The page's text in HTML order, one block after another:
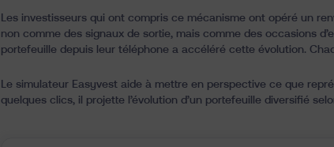
Les investisseurs qui ont compris ce mécanisme ont opéré un
non comme des signaux de sortie, mais comme des occasions
portefeuille depuis leur téléphone a accéléré cette évolution.
Le simulateur Easyvest aide à mettre en perspective ce que
quelques clics, il projette l’évolution d’un portefeuille diversifié